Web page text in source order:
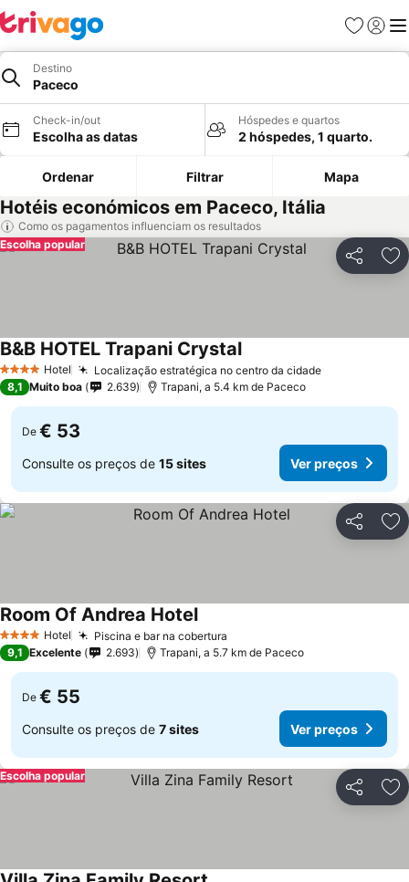
Favoritos
Iniciar
Destino
Paceco
Check-in/out
Escolha as datas
Hóspedes e quartos
2 hóspedes, 1 quarto.
Ordenar Filtrar Mapa
Hotéis económicos em Paceco, Itália
Como os pagamentos influenciam os resultados
Partilhar
Escolha popular
4 EstrelasHotel Localização estratégica no centro da cidade
B&B HOTEL Trapani Crystal
8,1 Muito boa 2.639 Trapani, a 5.4 km de Paceco
De € 53
Consulte os preços de 15 sites Ver preços
Partilhar
4 EstrelasHotel Piscina e bar na cobertura
Room Of Andrea Hotel
9,1 Excelente 2.693 Trapani, a 5.7 km de Paceco
De € 55
Consulte os preços de 7 sites Ver preços
Partilhar
Escolha popular